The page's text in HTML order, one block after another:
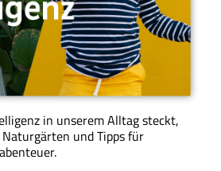
in unserem Alltag steckt,
und Tipps für